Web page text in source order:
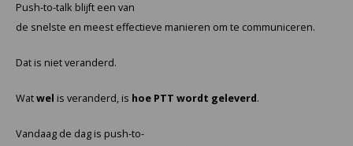
Push-to-talk blijft een van
de snelste en meest effectieve manieren om te communiceren.
Dat is niet veranderd.
Watwel is veranderd, is hoe PTT wordt geleverd.
Vandaag de dag is push-to-